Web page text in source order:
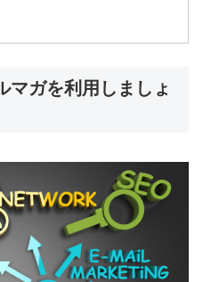
マガを利用しましょ